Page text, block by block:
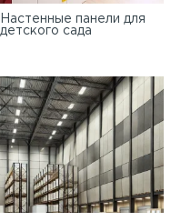
Настенные панели для
детского сада